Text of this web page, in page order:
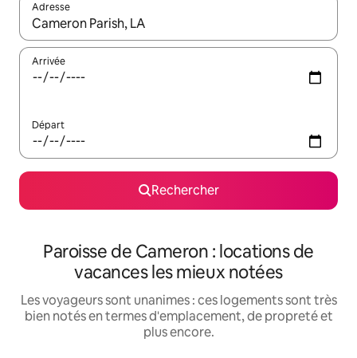
Adresse
Lorsque les résultats s'affichent, utilisez les flèches vers le
Arrivée
Départ
Rechercher
Paroisse de Cameron : locations de
vacances les mieux notées
Les voyageurs sont unanimes : ces logements sont très
bien notés en termes d'emplacement, de propreté et
plus encore.